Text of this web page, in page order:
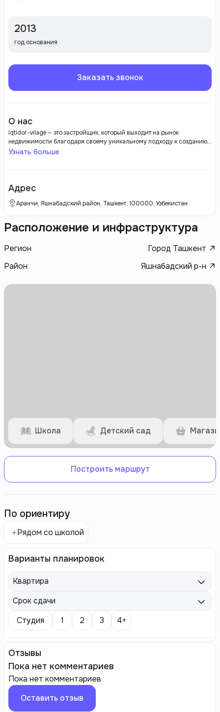
2013
год основания
Заказать звонок
О нас
Iqtidor-vilage — это застройщик, который выходит на рынок
недвижимости благодаря своему уникальному подходу к созданию
жилых комплексов. Компания предлагает не только качественное
решений, что позволяет создавать пространства, соответствующие
современным требованиям экологии и энергоэффективности.
Узнать больше
Адрес
Аранчи, Яшнабадский район, Ташкент, 100000, Узбекистан
Расположение и инфраструктура
Регион
Город Ташкент
Район
Яшнабадский р-н
Школа Детский сад
Построить маршрут
По ориентиру
Рядом со школой
Варианты планировок
Квартира
Срок сдачи
Студия
1 2 3 4+
Отзывы
Пока нет комментариев
Пока нет комментариев
Оставить отзыв